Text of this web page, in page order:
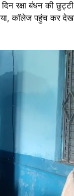
रक्षा बंधन की
कॉलेज पहुंच कर